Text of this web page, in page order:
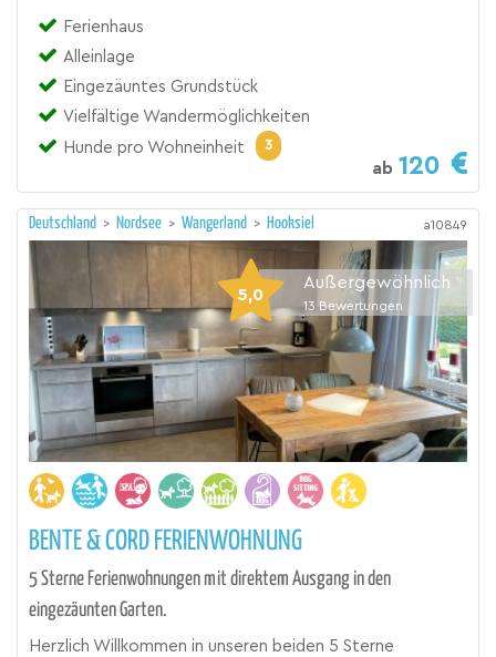
Ferienhaus
Alleinlage
Eingezäuntes Grundstück
Vielfältige Wandermöglichkeiten
Hunde pro Wohneinheit
3
ab 120
Deutschland > Nordsee > Wangerland > Hooksiel a10849
5,0
Außergewöhnlich
13 Bewertungen
BENTE & CORD FERIENWOHNUNG
5 Sterne Ferienwohnungen mit direktem Ausgang in den
eingezäunten Garten.
Herzlich Willkommen in unseren beiden 5 Sterne